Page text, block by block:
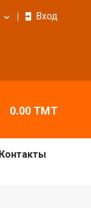
Вход
0.00 TMT
Контакты